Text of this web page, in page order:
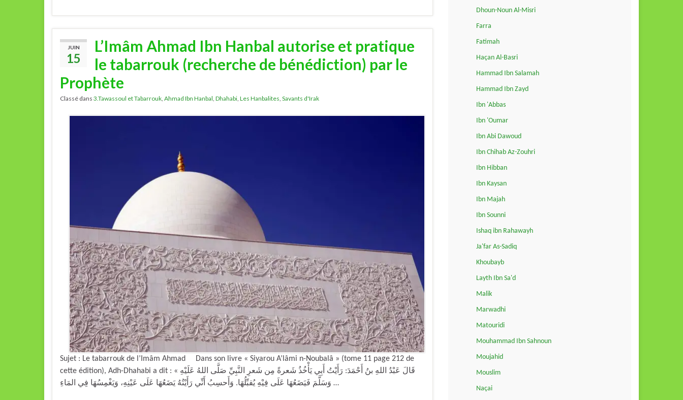
JUIN
15
L’Imâm Ahmad Ibn Hanbal autorise et pratique
le tabarrouk (recherche de bénédiction) par le
Prophète
Classé dans 3.Tawassoul et Tabarrouk Ahmad Ibn Hanbal Dhahabi Les Hanbalites Savants d'Irak
Sujet : Le tabarrouk de l’Imâm Ahmad Dans son livre « Siyarou A’lâmi n-Noubalâ » (tome 11 page 212 de
cette édition), Adh-Dhahabi a dit : « قَالَ عَبْدُ اللهِ بنُ أَحْمَدَ: رَأَيْتُ أَبِي يَأْخُذُ شَعرةً مِن شَعرِ النَّبِيِّ صَلَّى اللهُ عَلَيْهِ
وَسَلَّمَ فَيَضَعُهَا عَلَى فِيْهِ يُقبِّلُهَا. وَأَحسِبُ أَنِّي رَأَيْتُهُ يَضَعُهَا عَلَى عَيْنِهِ، وَيَغْمِسُهَا فِي المَاءِ …
Dhoun-Noun Al-Misri
Farra
Fatimah
Haçan Al-Basri
Hammad Ibn Salamah
Hammad Ibn Zayd
Ibn 'Abbas
Ibn 'Oumar
Ibn Abi Dawoud
Ibn Chihab Az-Zouhri
Ibn Hibban
Ibn Kaysan
Ibn Majah
Ibn Sounni
Ishaq ibn Rahawayh
Ja'far As-Sadiq
Khoubayb
Layth Ibn Sa'd
Malik
Marwadhi
Matouridi
Mouhammad Ibn Sahnoun
Moujahid
Mouslim
Naçai